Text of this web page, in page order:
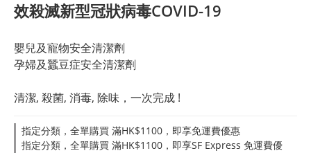
效殺滅新型冠狀病毒COVID-19
嬰兒及寵物安全清潔劑
孕婦及蠶豆症安全清潔劑
清潔, 殺菌, 消毒, 除味，一次完成 !
指定分類，全單購買 滿HK$1100，即享免運費優惠
指定分類，全單購買 滿HK$1100，即享SF Express 免運費優